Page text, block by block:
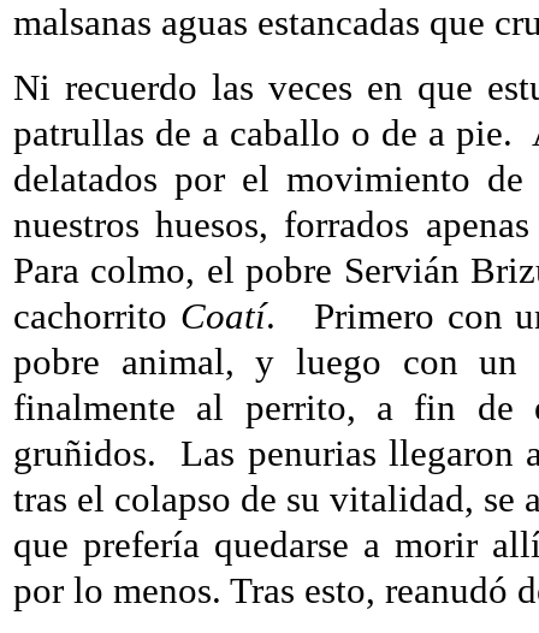
malsanas aguas estancadas que
Ni recuerdo las veces en que
patrullas de a caballo o de a pie.
delatados por el movimiento
nuestros huesos, forrados
Para colmo, el pobre Servián
cachorrito Coatí.
Primero con
pobre animal, y luego con un
finalmente al perrito, a fin de
gruñidos.
Las penurias llegaron
tras el colapso de su vitalidad, se
que prefería quedarse a morir
por lo menos. Tras esto, reanudó